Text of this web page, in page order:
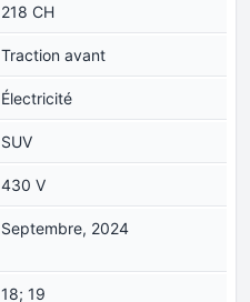
218 CH
Traction avant
Électricité
SUV
430 V
Septembre, 2024
18; 19